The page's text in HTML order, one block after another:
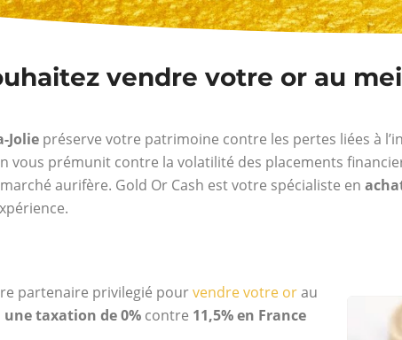
vendre votre or au
Jolie préserve votre patrimoine contre les pertes liées à
vous prémunit contre la volatilité des placements
aurifère. Gold Or Cash est votre spécialiste en
partenaire privilegié pourvendre votre orau
une taxation de 0% contre 11,5% en France